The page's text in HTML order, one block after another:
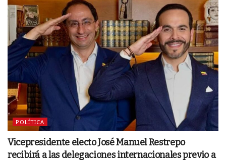
POLÍTICA
Vicepresidente electo José Manuel Restrepo
recibirá a las delegaciones internacionales previo a